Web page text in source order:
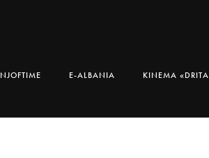
NJOFTIME E-ALBANIA KINEMA